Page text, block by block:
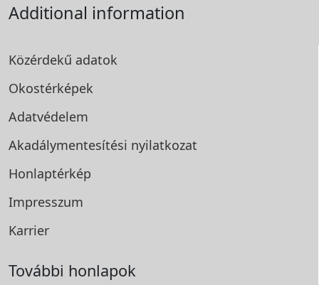
Additional information
Közérdekű adatok
Okostérképek
Adatvédelem
Akadálymentesítési nyilatkozat
Honlaptérkép
Impresszum
Karrier
További honlapok